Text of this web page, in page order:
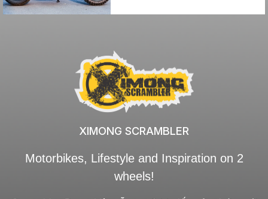
XIMONG SCRAMBLER
Motorbikes, Lifestyle and Inspiration on 2
wheels!